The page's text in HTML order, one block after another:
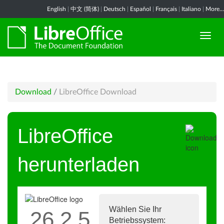
English 中文 (简体) Deutsch Español Français Italiano More...
Download / LibreOffice Download
LibreOffice
herunterladen
Wählen Sie Ihr
Betriebssystem: